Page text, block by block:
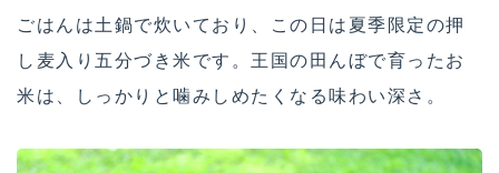
ごはんは土鍋で炊いており、この日は夏季限定の押
し麦入り五分づき米です。王国の田んぼで育ったお
米は、しっかりと噛みしめたくなる味わい深さ。